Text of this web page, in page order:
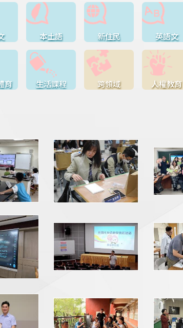
本土語 新住民 英語文
育 生活課程 跨領域 人權教育